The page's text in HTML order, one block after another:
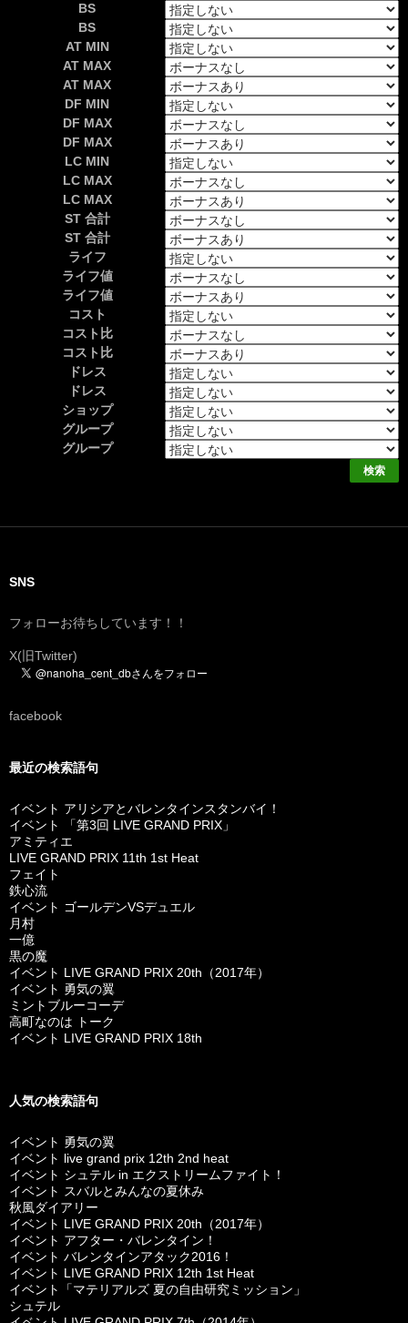
BS
BS
AT MIN
AT MAX
AT MAX
DF MIN
DF MAX
DF MAX
LC MIN
LC MAX
LC MAX
ST 合計
ST 合計
ライフ
ライフ値
ライフ値
コスト
コスト比
コスト比
ドレス
ドレス
ショップ
グループ
グループ
SNS
フォローお待ちしています！！
X(旧Twitter)
facebook
最近の検索語句
イベント アリシアとバレンタインスタンバイ！
イベント 「第3回 LIVE GRAND PRIX」
アミティエ
LIVE GRAND PRIX 11th 1st Heat
フェイト
鉄心流
イベント ゴールデンVSデュエル
月村
一億
黒の魔
イベント LIVE GRAND PRIX 20th（2017年）
イベント 勇気の翼
ミントブルーコーデ
高町なのは トーク
イベント LIVE GRAND PRIX 18th
人気の検索語句
イベント 勇気の翼
イベント live grand prix 12th 2nd heat
イベント シュテル in エクストリームファイト！
イベント スバルとみんなの夏休み
秋風ダイアリー
イベント LIVE GRAND PRIX 20th（2017年）
イベント アフター・バレンタイン！
イベント バレンタインアタック2016！
イベント LIVE GRAND PRIX 12th 1st Heat
イベント「マテリアルズ 夏の自由研究ミッション」
シュテル